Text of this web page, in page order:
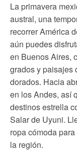
La primavera
austral, una
recorrer América
aún puedes
en Buenos Aires,
grados y paisajes
dorados. Hacia
en los Andes, así
destinos estrella
Salar de Uyuni.
ropa cómoda
la región.